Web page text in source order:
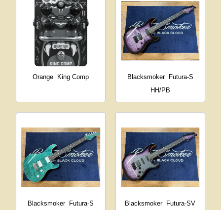
Orange King Comp Blacksmoker
Futura-S
HH/PB
Blacksmoker Futura-S
Blacksmoker Futura-SV